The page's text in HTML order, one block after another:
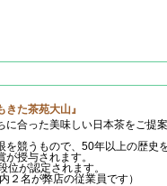
た茶苑大山』
に合った美味しい日本茶をご提案
を競うもので、50年以上の歴史
授与されます。
が認定されます。
２名が弊店の従業員です）